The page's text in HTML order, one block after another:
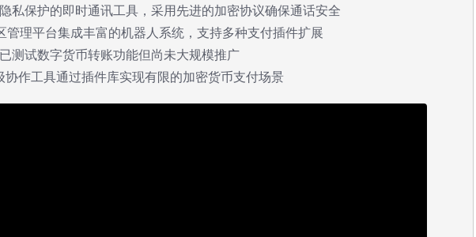
隐私保护的即时通讯工具，采用先进的加密协议确保通话安全
管理平台集成丰富的机器人系统，支持多种支付插件扩展
已测试数字货币转账功能但尚未大规模推广
协作工具通过插件库实现有限的加密货币支付场景